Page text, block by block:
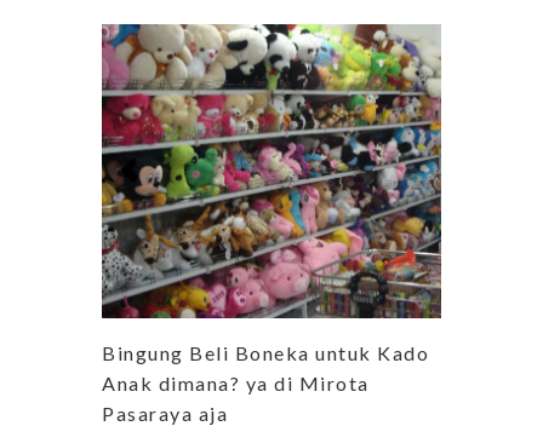
Bingung Beli Boneka untuk Kado
Anak dimana? ya di Mirota
Pasaraya aja